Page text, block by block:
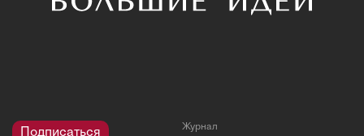
Подписаться
Журнал